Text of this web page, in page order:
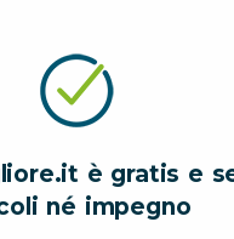
è gratis e
né impegno